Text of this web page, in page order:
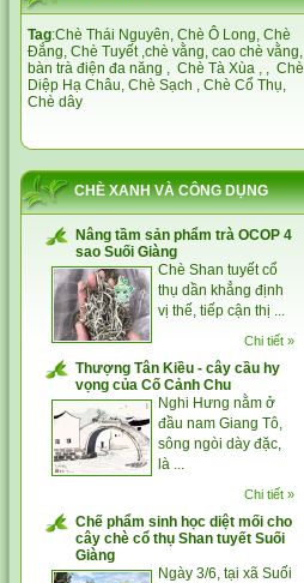
Tag:Chè Thái Nguyên, Chè Ô Long, Chè
Đắng, Chè Tuyết,chè vằng, cao chè vằng,
bàn trà điện đa năng , Chè Tà Xùa , , Chè
Diệp Hạ Châu, Chè Sạch , Chè Cổ Thụ,
Chè dây
CHÈ XANH VÀ CÔNG DỤNG
Nâng tầm sản phẩm trà OCOP 4
sao Suối Giàng
Chè Shan tuyết cổ
thụ dần khẳng định
vị thế, tiếp cận thị ...
Chi tiết »
Thượng Tân Kiều - cây cầu hy
vọng của Cố Cảnh Chu
Nghi Hưng nằm ở
đầu nam Giang Tô,
sông ngòi dày đặc,
là ...
Chi tiết »
Chế phẩm sinh học diệt mối cho
cây chè cổ thụ Shan tuyết Suối
Giàng
Ngày 3/6, tại xã Suối